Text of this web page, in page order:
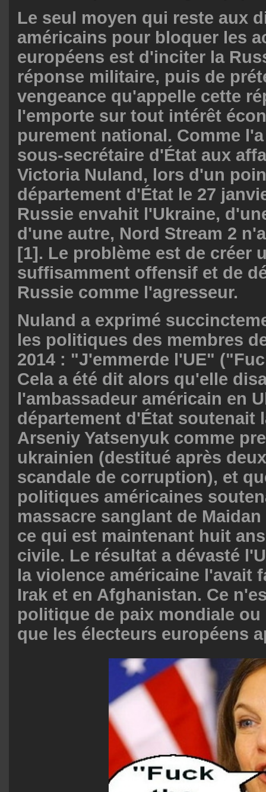
Le seul moyen qui reste aux
américains pour bloquer les
européens est d'inciter la
réponse militaire, puis de
vengeance qu'appelle cette
l'emporte sur tout intérêt
purement national. Comme
sous-secrétaire d'État aux
Victoria Nuland, lors d'un
département d'État le 27
Russie envahit l'Ukraine,
d'une autre, Nord Stream 2
[1]. Le problème est de créer
suffisamment offensif et de
Russie comme l'agresseur.
Nuland a exprimé
les politiques des membres
2014 : "J'emmerde l'UE"
Cela a été dit alors qu'elle
l'ambassadeur américain en
département d'État soutenait
Arseniy Yatsenyuk comme
ukrainien (destitué après
scandale de corruption), et
politiques américaines
massacre sanglant de
ce qui est maintenant huit
civile. Le résultat a dévasté
la violence américaine l'avait
Irak et en Afghanistan. Ce
politique de paix mondiale ou
que les électeurs européens